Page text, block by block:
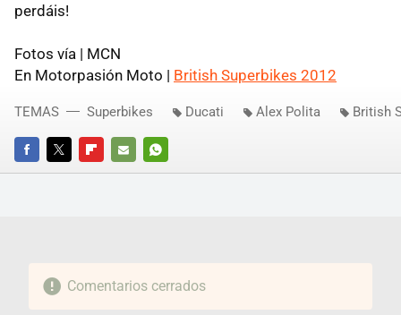
perdáis!
Fotos vía | MCN
En Motorpasión Moto | British Superbikes 2012
FACEBOOKTWITTERFLIPBOARD
E-
WHATSAPP
TEMAS Superbikes Ducati Alex Polita British
Comentarios cerrados